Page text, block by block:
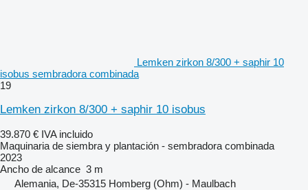
Lemken zirkon 8/300 + saphir 10
isobus sembradora combinada
19
Lemken zirkon 8/300 + saphir 10 isobus
39.870 € IVA incluido
Maquinaria de siembra y plantación - sembradora combinada
2023
Ancho de alcance 3 m
Alemania, De-35315 Homberg (Ohm) - Maulbach